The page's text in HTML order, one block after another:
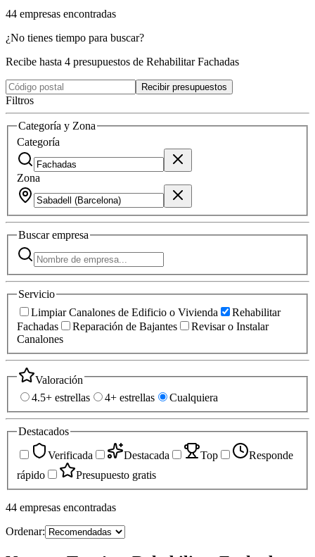
44 empresas encontradas
¿No tienes tiempo para buscar?
Recibe hasta 4 presupuestos de Rehabilitar Fachadas
Recibir presupuestos
Filtros
Categoría y Zona
Categoría
Zona
Buscarempresa
Servicio
Limpiar Canalones de Edificio o Vivienda
Rehabilitar
Fachadas
Reparación de Bajantes
Revisar o Instalar
Canalones
Valoración
4.5+ estrellas
4+ estrellas Cualquiera
Destacados
Verificada
Destacada Top
Responde
rápido
Presupuesto gratis
44 empresas encontradas
Ordenar: